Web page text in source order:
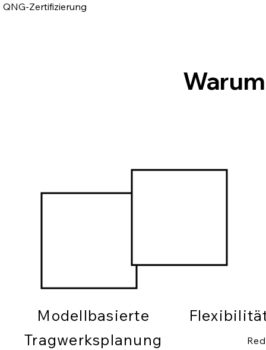
QNG-Zertifizierung
Modellbasierte
Tragwerksplanung